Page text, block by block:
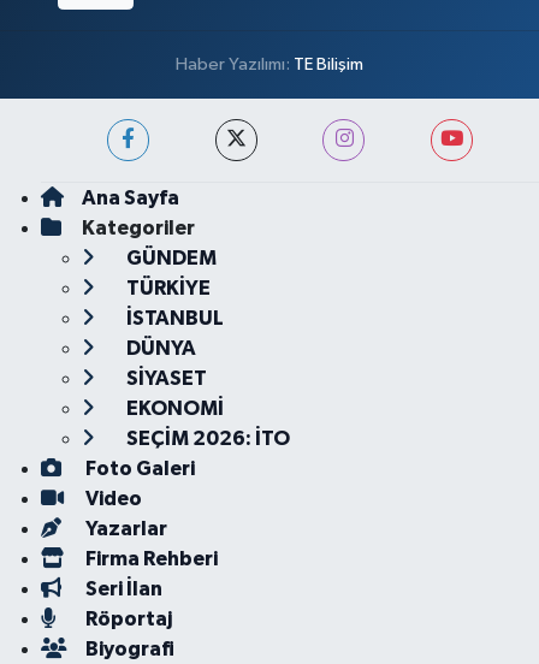
Haber Yazılımı: TE Bilişim
Ana Sayfa
Kategoriler
GÜNDEM
TÜRKİYE
İSTANBUL
DÜNYA
SİYASET
EKONOMİ
SEÇİM 2026: İTO
Foto Galeri
Video
Yazarlar
Firma Rehberi
Seri İlan
Röportaj
Biyografi